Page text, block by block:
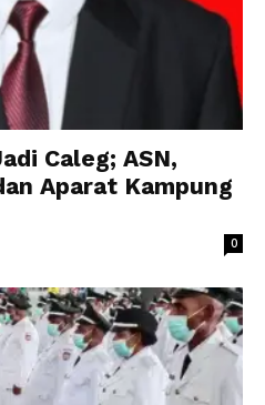
Caleg; ASN,
Aparat Kampung
0